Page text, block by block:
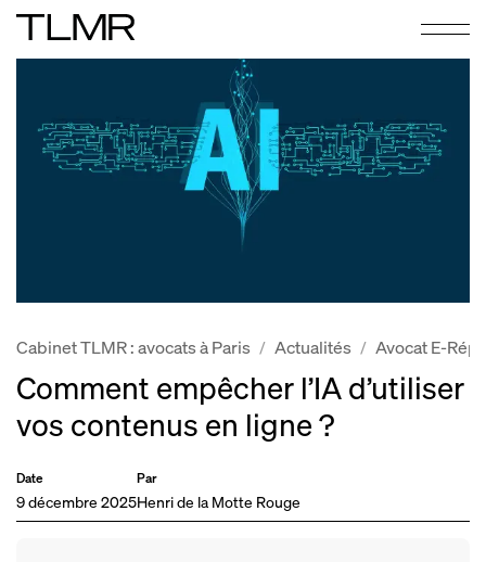
Cabinet TLMR : avocats à Paris / Actualités / Avocat E-
Comment empêcher l’IA d’utiliser
vos contenus en ligne ?
Date
9 décembre 2025
Par
Henri de la Motte Rouge